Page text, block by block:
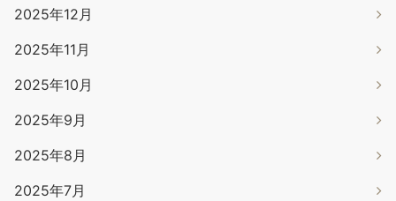
2025年12月
2025年11月
2025年10月
2025年9月
2025年8月
2025年7月